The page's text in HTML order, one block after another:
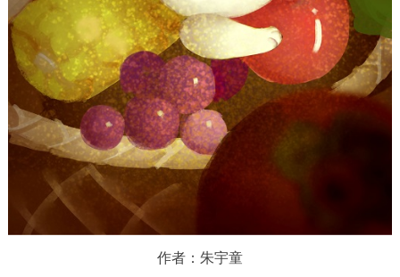
作者：朱宇童